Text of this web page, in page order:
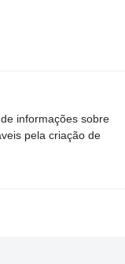
informações sobre
pela criação de